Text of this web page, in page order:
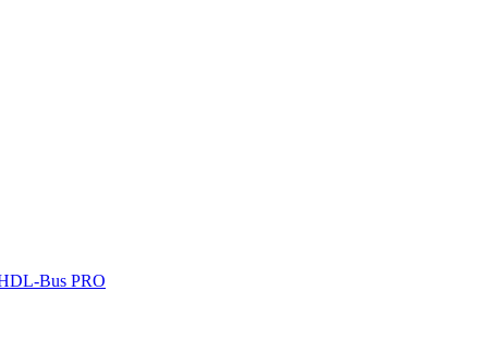
Bus PRO